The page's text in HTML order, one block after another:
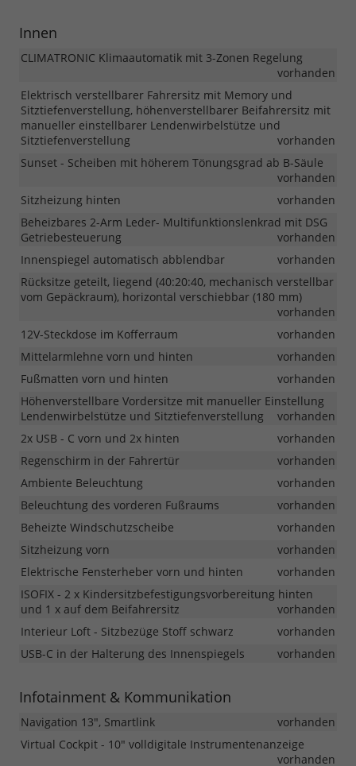
Innen
CLIMATRONIC Klimaautomatik mit 3-Zonen Regelung
vorhanden
Elektrisch verstellbarer Fahrersitz mit Memory und
Sitztiefenverstellung, höhenverstellbarer Beifahrersitz mit
manueller einstellbarer Lendenwirbelstütze und
Sitztiefenverstellung
vorhanden
Sunset - Scheiben mit höherem Tönungsgrad ab B-Säule
vorhanden
Sitzheizung hinten
vorhanden
Beheizbares 2-Arm Leder- Multifunktionslenkrad mit DSG
Getriebesteuerung
vorhanden
Innenspiegel automatisch abblendbar
vorhanden
Rücksitze geteilt, liegend (40:20:40, mechanisch verstellbar
vom Gepäckraum), horizontal verschiebbar (180 mm)
vorhanden
12V-Steckdose im Kofferraum
vorhanden
Mittelarmlehne vorn und hinten
vorhanden
Fußmatten vorn und hinten
vorhanden
Höhenverstellbare Vordersitze mit manueller Einstellung
Lendenwirbelstütze und Sitztiefenverstellung
vorhanden
2x USB - C vorn und 2x hinten
vorhanden
Regenschirm in der Fahrertür
vorhanden
Ambiente Beleuchtung
vorhanden
Beleuchtung des vorderen Fußraums
vorhanden
Beheizte Windschutzscheibe
vorhanden
Sitzheizung vorn
vorhanden
Elektrische Fensterheber vorn und hinten
vorhanden
ISOFIX - 2 x Kindersitzbefestigungsvorbereitung hinten
und 1 x auf dem Beifahrersitz
vorhanden
Interieur Loft - Sitzbezüge Stoff schwarz
vorhanden
USB-C in der Halterung des Innenspiegels
vorhanden
Infotainment & Kommunikation
Navigation 13", Smartlink
vorhanden
Virtual Cockpit - 10" volldigitale Instrumentenanzeige
vorhanden